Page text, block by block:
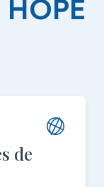
HOPE
de